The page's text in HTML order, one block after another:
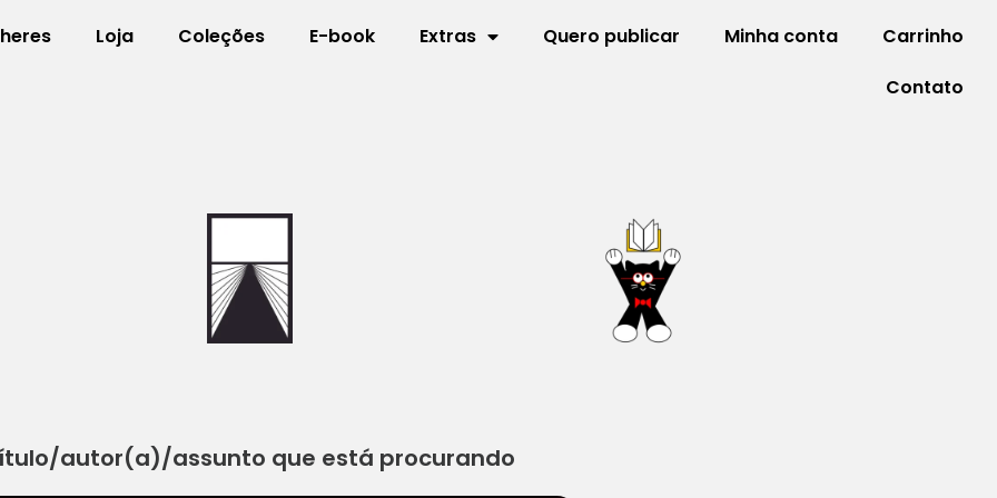
Loja Coleções E-book Extras Quero publicar Minha conta
Carrinho
Contato
autor(a)/assunto que está procurando